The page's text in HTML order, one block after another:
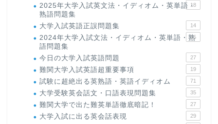
2025年大学入試英文法・イディオム・英単語・
熟語問題集
18
大学入試英語正誤問題集 14
2024年大学入試文法・イディオム・英単語・熟
語問題集
15
今日の大学入試英語問題 27
難関大学入試英語超重要事項 19
試験に超絶出る英熟語・英語イディオム 71
大学受験英会話文・口語表現問題集 35
難関大学で出た難英単語徹底暗記！ 27
大学入試に出る英会話表現 29